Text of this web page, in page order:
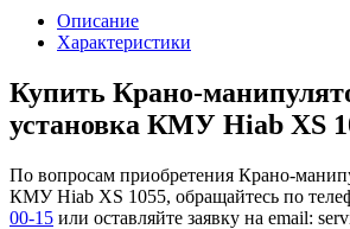
Описание
Характеристики
Купить Крано-
установка КМУ Hiab XS
По вопросам приобретения Крано-
КМУ Hiab XS 1055, обращайтесь по
00-15 или оставляйте заявку на email: